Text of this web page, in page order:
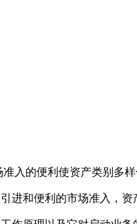
入的便利使资产类别多样
和便利的市场准入，资